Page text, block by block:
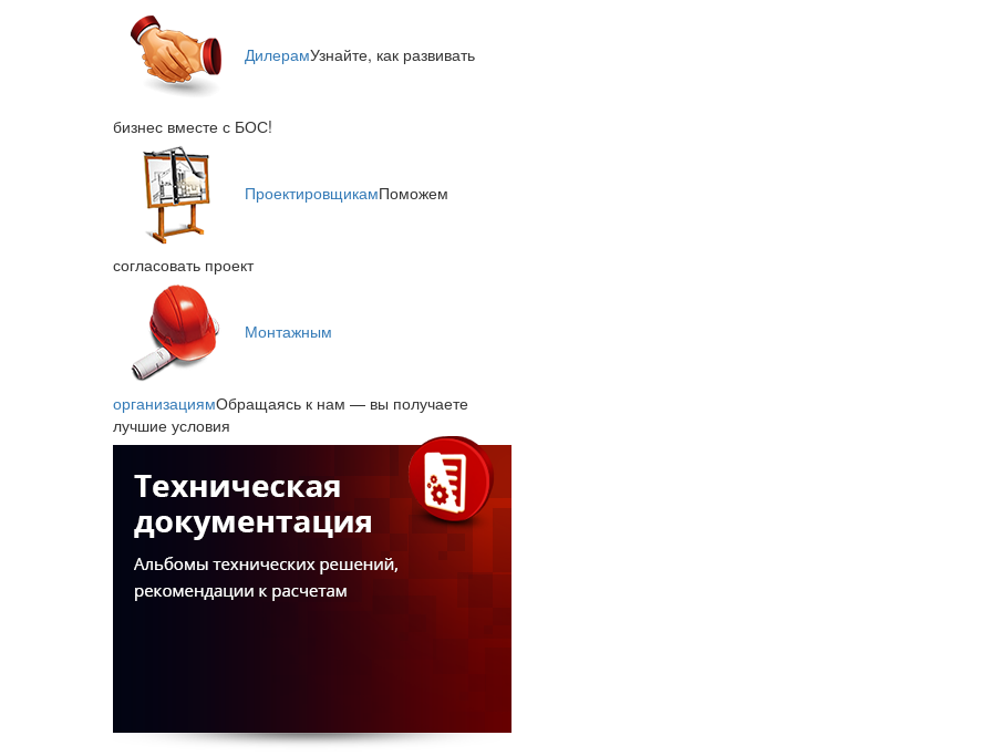
ДилерамУзнайте, как развивать
бизнес вместе с БОС!
ПроектировщикамПоможем
согласовать проект
Монтажным
организациямОбращаясь к нам — вы получаете
лучшие условия